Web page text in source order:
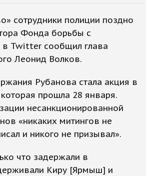
сотрудники полиции поздно
Фонда борьбы с
Twitter сообщил глава
Леонид Волков.
Рубанова стала акция в
прошла 28 января.
несанкционированной
«никаких митингов не
и никого не призывал».
что задержали в
Киру [Ярмыш] и